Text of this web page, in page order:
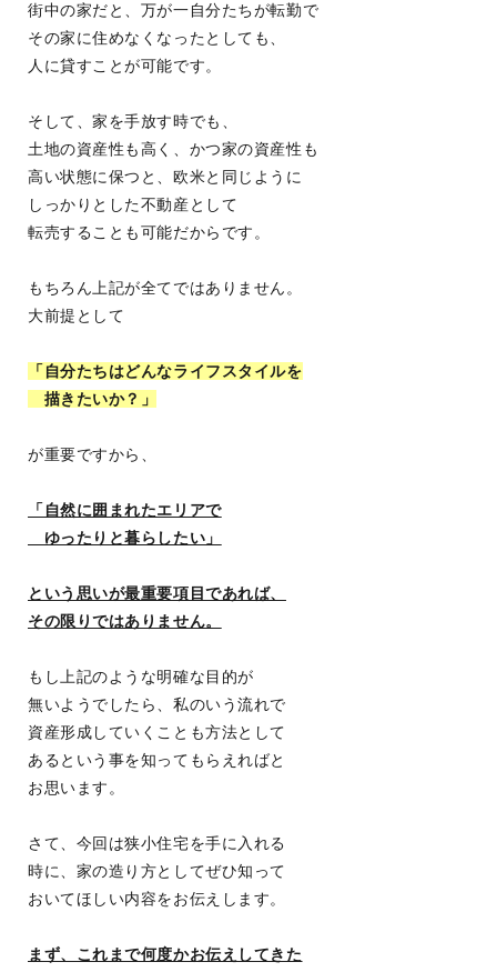
街中の家だと、万が一自分たちが転勤で
その家に住めなくなったとしても、
人に貸すことが可能です。
そして、家を手放す時でも、
土地の資産性も高く、かつ家の資産性も
高い状態に保つと、欧米と同じように
しっかりとした不動産として
転売することも可能だからです。
もちろん上記が全てではありません。
大前提として
「自分たちはどんなライフスタイルを
描きたいか？」
が重要ですから、
「自然に囲まれたエリアで
ゆったりと暮らしたい」
という思いが最重要項目であれば、
その限りではありません。
もし上記のような明確な目的が
無いようでしたら、私のいう流れで
資産形成していくことも方法として
あるという事を知ってもらえればと
お思います。
さて、今回は狭小住宅を手に入れる
時に、家の造り方としてぜひ知って
おいてほしい内容をお伝えします。
まず、これまで何度かお伝えしてきた